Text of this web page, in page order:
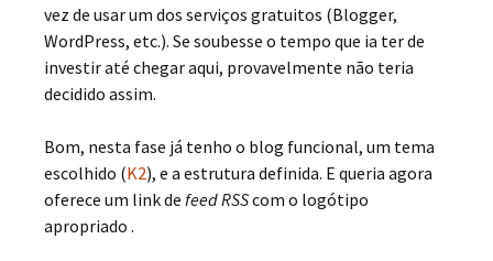
vez de usar um dos serviços gratuitos (Blogger,
WordPress, etc.). Se soubesse o tempo que ia ter de
investir até chegar aqui, provavelmente não teria
decidido assim.
Bom, nesta fase já tenho o blog funcional, um tema
escolhido (K2), e a estrutura definida. E queria agora
oferece um link de feed RSScom o logótipo
apropriado .